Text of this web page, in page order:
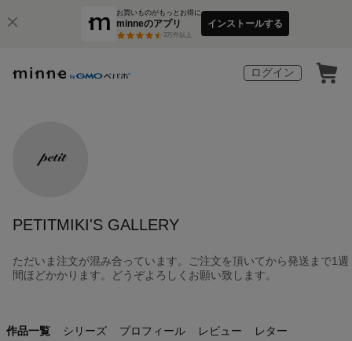
お買いものがもっとお得に
minneのアプリ
3万件以上
インストールする
ログイン
PETITMIKI'S GALLERY
ただいま注文が混み合っています。ご注文を頂いてから発送まで1週
間ほどかかります。どうぞよろしくお願い致します。
作品一覧 シリーズ プロフィール レビュー レター